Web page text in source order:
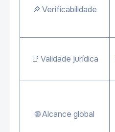
🔎 Verificabilidade
📑 Validade jurídica
🌐 Alcance global